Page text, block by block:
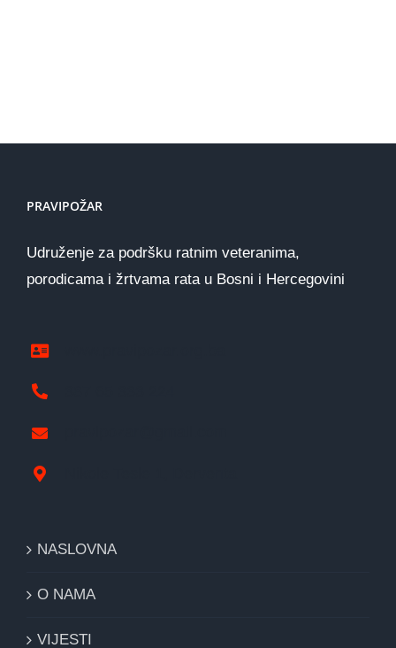
PRAVIPOŽAR
Udruženje za podršku ratnim veteranima,
porodicama i žrtvama rata u Bosni i Hercegovini
NASLOVNA
O NAMA
VIJESTI